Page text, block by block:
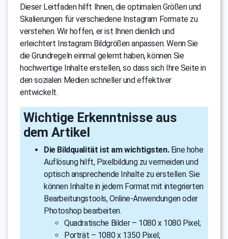
Dieser Leitfaden hilft Ihnen, die optimalen Größen und
Skalierungen für verschiedene Instagram Formate zu
verstehen. Wir hoffen, er ist Ihnen dienlich und
erleichtert Instagram Bildgrößen anpassen. Wenn Sie
die Grundregeln einmal gelernt haben, können Sie
hochwertige Inhalte erstellen, so dass sich Ihre Seite in
den sozialen Medien schneller und effektiver
entwickelt.
Wichtige Erkenntnisse aus
dem Artikel
Die Bildqualität ist am wichtigsten.Eine hohe
Auflösung hilft, Pixelbildung zu vermeiden und
optisch ansprechende Inhalte zu erstellen. Sie
können Inhalte in jedem Format mit integrierten
Bearbeitungstools, Online-Anwendungen oder
Photoshop bearbeiten.
Quadratische Bilder – 1080 x 1080 Pixel;
Porträt – 1080 x 1350 Pixel;